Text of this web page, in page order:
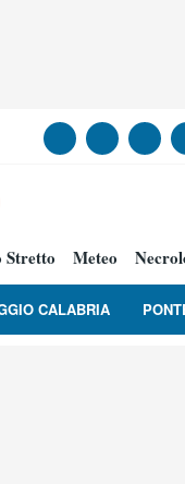
Stretto Meteo
CALABRIA